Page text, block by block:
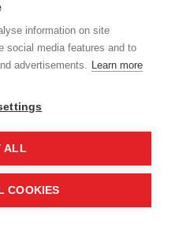
2024
information on site
social media features and to
advertisements. Learn more
ALL
COOKIES